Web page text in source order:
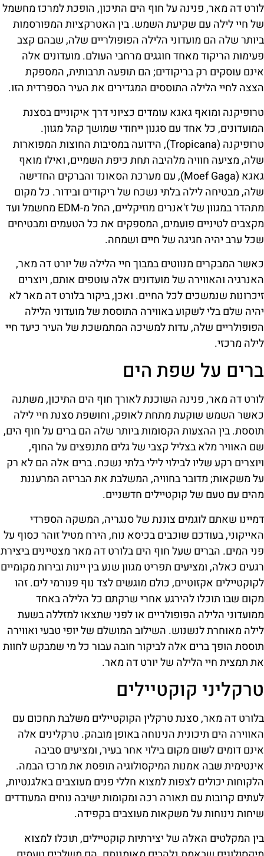
לורט דה מאר, פנינה על חוף הים התיכון, הופכת למרכז מחשמל
של חיי לילה עם שקיעת השמש. בין האטרקציות המפורסמות
ביותר שלה הם מועדוני הלילה הפופולריים שלה, שבהם קצב
פעימות הריקוד מאחד חוגגים מרחבי העולם. מועדונים אלה
אינם עוסקים רק בריקודים; הם תופעה תרבותית, המספקת
הצצה לחיי הלילה התוססים המגדירים את העיר הספרדית הזו.
טרופיקנה ומואף גאגא עומדים כציוני דרך איקוניים בסצנת
המועדונים, כל אחד עם סגנון ייחודי שמושך קהל מגוון.
טרופיקנה (Tropicana), הידועה במסיבות החוצות המפוארות
שלה, מציעה חוויה מלהיבה תחת כיפת השמיים, ואילו מואף
גאגא (Moef Gaga), עם מערכת הסאונד והברקים החדישה
שלה, מבטיחה לילה בלתי נשכח של ריקודים ובידור. כל מקום
מתהדר במגוון של ז'אנרים מוזיקליים, החל מ-EDM מחשמל ועד
מקצבים לטיניים פועמים, המספקים את כל הטעמים ומבטיחים
שכל ערב יהיה חגיגה של חיים ושמחה.
כאשר המבקרים מנווטים במבוך חיי הלילה של יורט דה מאר,
האנרגיה והאווירה של מועדונים אלה עוטפים אותם, ויוצרים
זיכרונות שנמשכים לכל החיים. ואכן, ביקור בלורט דה מאר לא
יהיה שלם בלי לשקוע באווירה התוססת של מועדוני הלילה
הפופולריים שלה, עדות למשיכה המתמשכת של העיר כיעד חיי
לילה מרכזי.
ברים על שפת הים
לורט דה מאר, פנינה השוכנת לאורך חוף הים התיכון, משתנה
כאשר השמש שוקעת מתחת לאופק, וחושפת סצנת חיי לילה
תוססת. בין ההצעות הקסומות ביותר שלה הם ברים על חוף הים,
שם האוויר מלא בצליל קצבי של גלים מתנפצים על החוף,
ויוצרים רקע שליו לבילוי לילי בלתי נשכח. ברים אלה הם לא רק
על משקאות; מדובר בחוויה, המשלבת את הבריזה המרעננת
מהים עם טעם של קוקטיילים חדשניים.
דמיינו שאתם לוגמים צוננת של סנגריה, המשקה הספרדי
האייקוני, בעודכם שוכבים בכיסא נוח, הירח מטיל זוהר כסוף על
פני המים. הברים שעל חוף הים בלורט דה מאר מצטיינים ביצירת
רגעים כאלה, ומציעים תפריט מגוון שנע בין יינות ובירות מקומיים
לקוקטיילים אקזוטיים, כולם מוגשים לצד נוף פנורמי לים. זהו
מקום שבו תוכלו להירגע אחרי שרקתם כל הלילה באחד
ממועדוני הלילה הפופולריים או לפני שתצאו למזללה בשעת
לילה מאוחרת לנשנוש. השילוב המושלם של יופי טבעי ואווירה
תוססת הופך ברים אלה לביקור חובה עבור כל מי שמבקש לחוות
את תמצית חיי הלילה של יורט דה מאר.
טרקליני קוקטיילים
בלורט דה מאר, סצנת טרקלין הקוקטיילים משלבת תחכום עם
האווירה הים תיכונית הנינוחה באופן מובהק. טרקלינים אלה
אינם דומים לשום מקום בילוי אחר בעיר, ומציעים סביבה
אינטימית שבה אמנות המיקסולוגיה תופסת את מרכז הבמה.
הלקוחות יכולים לצפות למצוא חללי פנים מעוצבים באלגנטיות,
לעתים קרובות עם תאורה רכה ומקומות ישיבה נוחים המעודדים
שיחות נינוחות על משקאות מעוצבים בקפידה.
בין המקלטים האלה של יצירתיות קוקטיילים, תוכלו למצוא